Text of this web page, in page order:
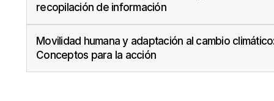
recopilación de información
Movilidad humana y adaptación al cambio
Conceptos para la acción